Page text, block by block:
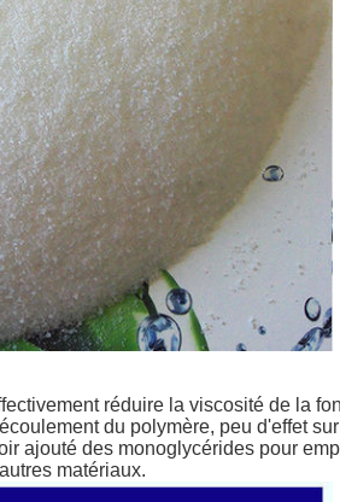
réduire la viscosité de la
du polymère, peu d'effet
ajouté des monoglycérides pour
matériaux.